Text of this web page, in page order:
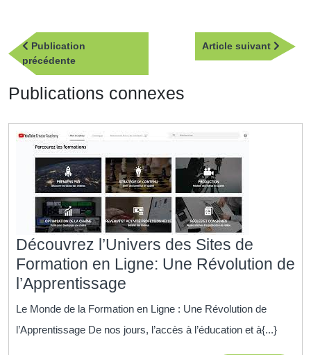
Navigation
de
l’article
Publication
précédentePublication
précédente
Article suivant
Article
Publications connexes
Découvrez l’Univers des Sites de
Formation en Ligne: Une Révolution de
l’Apprentissage
l’Univers
Sites
Le Monde de la Formation en Ligne : Une Révolution de
l’Apprentissage De nos jours, l’accès à l’éducation et à{...}